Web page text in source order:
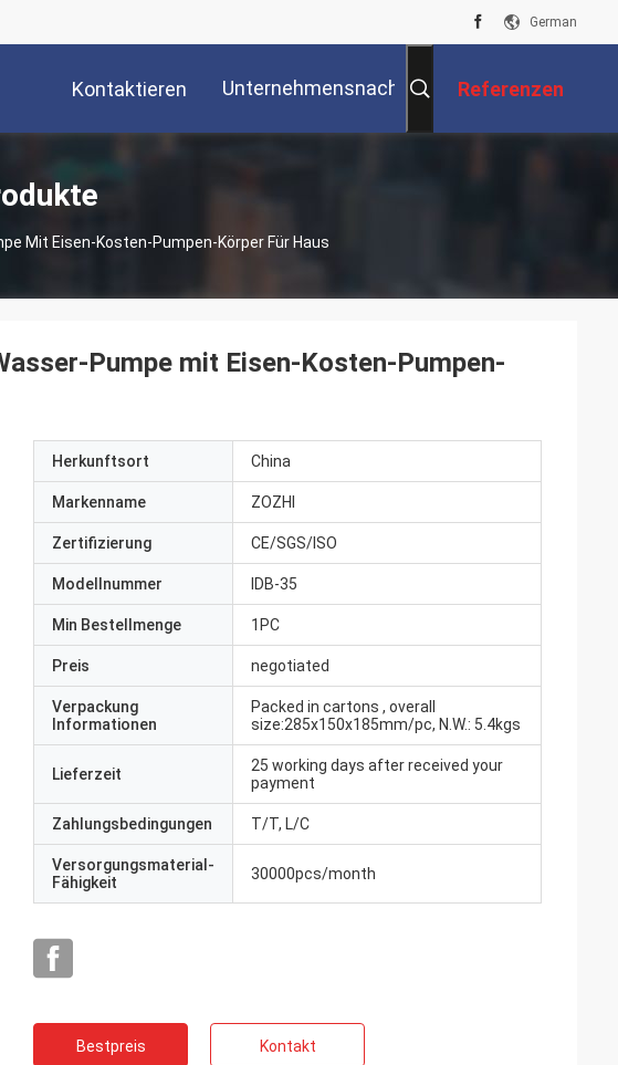
German
Kontaktieren UnternehmensnachrichtenReferenzen
Mit Eisen-Kosten-Pumpen-Körper Für Haus
Pumpe mit Eisen-Kosten-Pumpen-
Herkunftsort China
Markenname ZOZHI
Zertifizierung CE/SGS/ISO
Modellnummer IDB-35
Min Bestellmenge 1PC
Preis negotiated
Verpackung
Informationen
Packed in cartons , overall
size:285x150x185mm/pc, N.W.: 5.4kgs
Lieferzeit
25 working days after received your
payment
Zahlungsbedingungen T/T, L/C
Versorgungsmaterial-
Fähigkeit
30000pcs/month
Bestpreis Kontakt